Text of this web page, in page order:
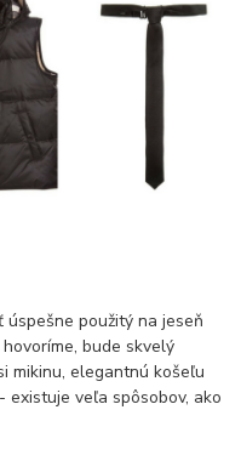
použitý na jeseň
bude skvelý
mikinu, elegantnú košeľu
existuje veľa spôsobov, ako